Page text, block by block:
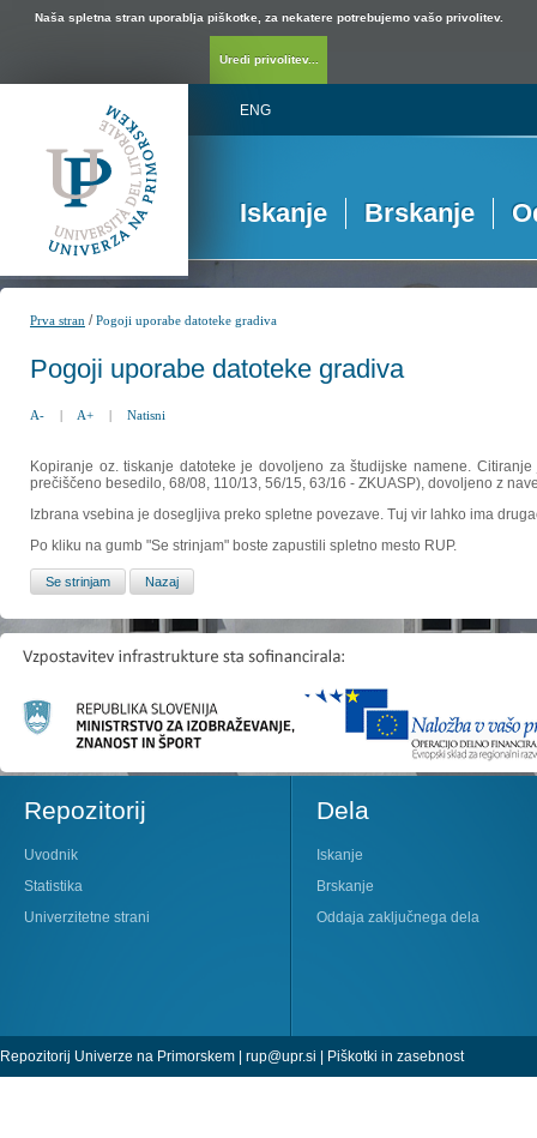
Naša spletna stran uporablja piškotke, za nekatere potrebujemo vašo privolitev.
Uredi privolitev...
ENG
Iskanje Brskanje
Prva stran /Pogoji uporabe datoteke gradiva
Pogoji uporabe datoteke gradiva
A- | A+ | Natisni
Kopiranje oz. tiskanje datoteke je dovoljeno za študijske namene.
prečiščeno besedilo, 68/08, 110/13, 56/15, 63/16 - ZKUASP), dovoljeno z
Izbrana vsebina je dosegljiva preko spletne povezave. Tuj vir lahko ima
Po kliku na gumb "Se strinjam" boste zapustili spletno mesto RUP.
Repozitorij
Uvodnik
Statistika
Univerzitetne strani
Dela
Iskanje
Brskanje
Oddaja zaključnega dela
Repozitorij Univerze na Primorskem | rup@upr.si | Piškotki in zasebnost